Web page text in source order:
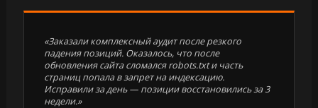
«Заказали комплексный аудит после резкого
падения позиций. Оказалось, что после
обновления сайта сломался robots.txt и часть
страниц попала в запрет на индексацию.
Исправили за день — позиции восстановились за 3
недели.»